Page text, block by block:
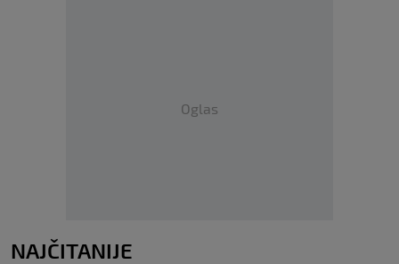
Oglas
NAJČITANIJE